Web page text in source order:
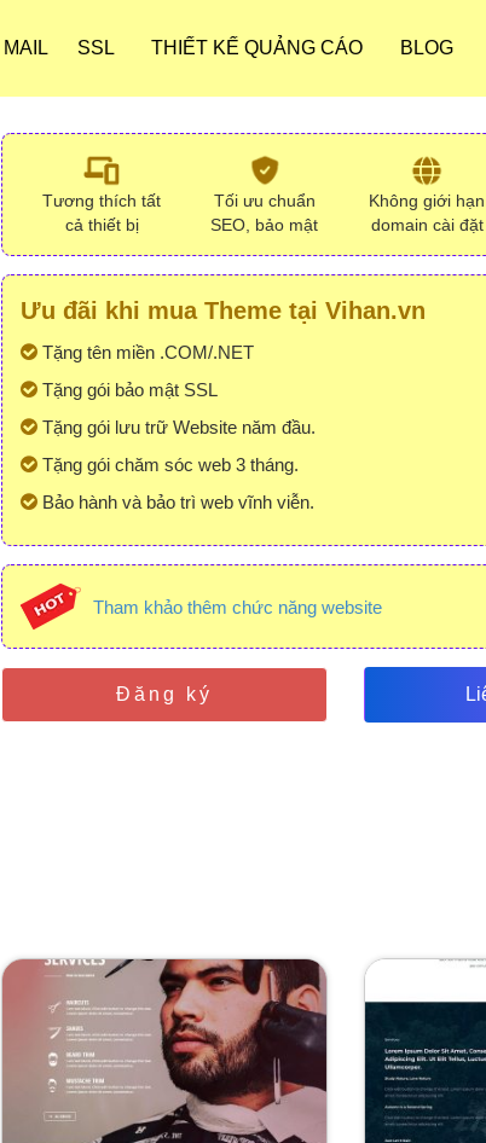
MAIL SSL THIẾT KẾ QUẢNG CÁO BLOG
Tương thích tất
cả thiết bị
Tối ưu chuẩn
SEO, bảo mật
Không giới hạn
domain cài đặt
Ưu đãi khi mua Theme tại Vihan.vn
Tặng tên miền .COM/.NET
Tặng gói bảo mật SSL
Tặng gói lưu trữ Website năm đầu.
Tặng gói chăm sóc web 3 tháng.
Bảo hành và bảo trì web vĩnh viễn.
Tham khảo thêm chức năng website
Đăng ký